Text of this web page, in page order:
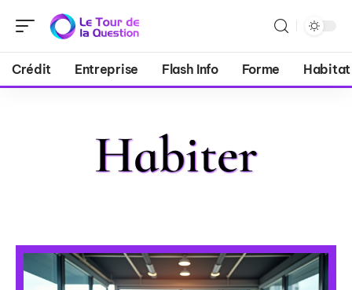
Crédit Entreprise Flash Info Forme Habitat
Habiter